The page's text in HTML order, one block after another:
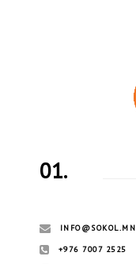
01.
INFO@SOKOL.MN
+976 7007 2525